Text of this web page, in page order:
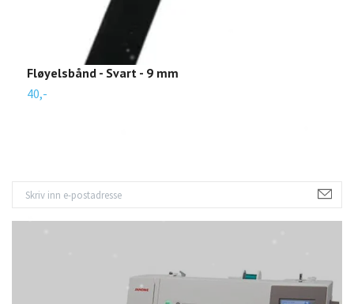
Fløyelsbånd - Svart - 9 mm
40,-